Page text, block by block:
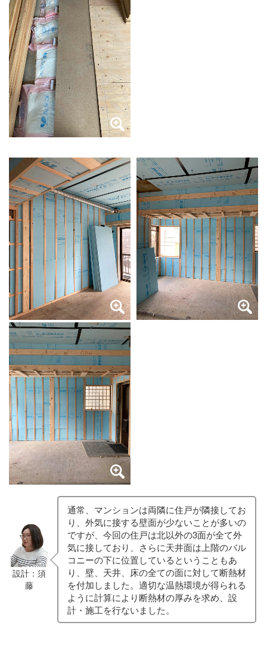
設計：須
藤
通常、マンションは両隣に住戸が隣接してお
り、外気に接する壁面が少ないことが多いの
ですが、今回の住戸は北以外の3面が全て外
気に接しており、さらに天井面は上階のバル
コニーの下に位置しているということもあ
り、壁、天井、床の全ての面に対して断熱材
を付加しました。適切な温熱環境が得られる
ように計算により断熱材の厚みを求め、設
計・施工を行ないました。